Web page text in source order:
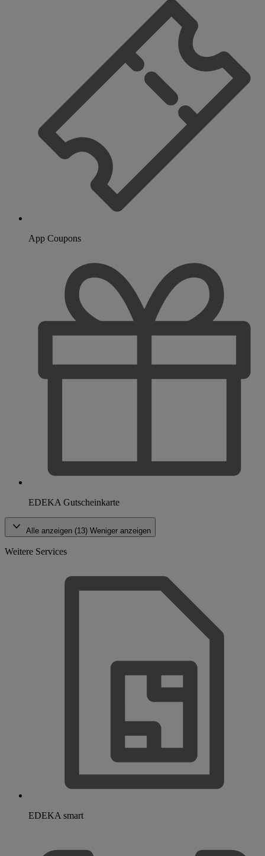
App Coupons
EDEKA Gutscheinkarte
Alle anzeigen (13) Weniger anzeigen
Weitere Services
EDEKA smart